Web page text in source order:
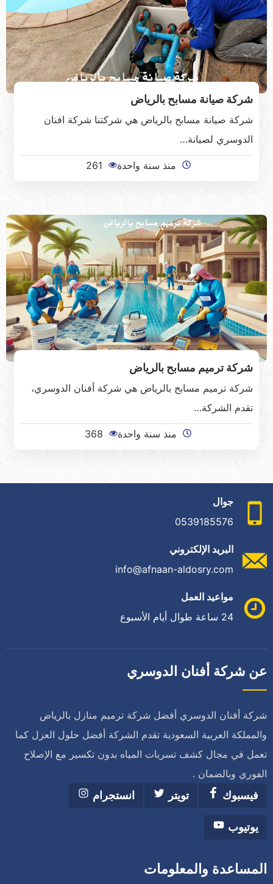
شركة صيانة مسابح بالرياض
شركة صيانة مسابح بالرياض هي شركتنا شركة افنان
الدوسري لصيانة…
منذ سنة واحدة 261
شركة ترميم مسابح بالرياض
شركة ترميم مسابح بالرياض هي شركة أفنان الدوسري،
تقدم الشركة…
منذ سنة واحدة 368
جوال
0539185576
البريد الإلكتروني
info@afnaan-aldosry.com
مواعيد العمل
24 ساعة طوال أيام الأسبوع
عن شركة أفنان الدوسري
شركة أفنان الدوسري أفضل شركة ترميم منازل بالرياض
والمملكة العربية السعودية تقدم الشركة أفضل حلول العزل كما
تعمل في مجال كشف تسربات المياه بدون تكسير مع الإصلاح
الفوري وبالضمان .
فيسبوك
تويتر انستجرام
يوتيوب
المساعدة والمعلومات